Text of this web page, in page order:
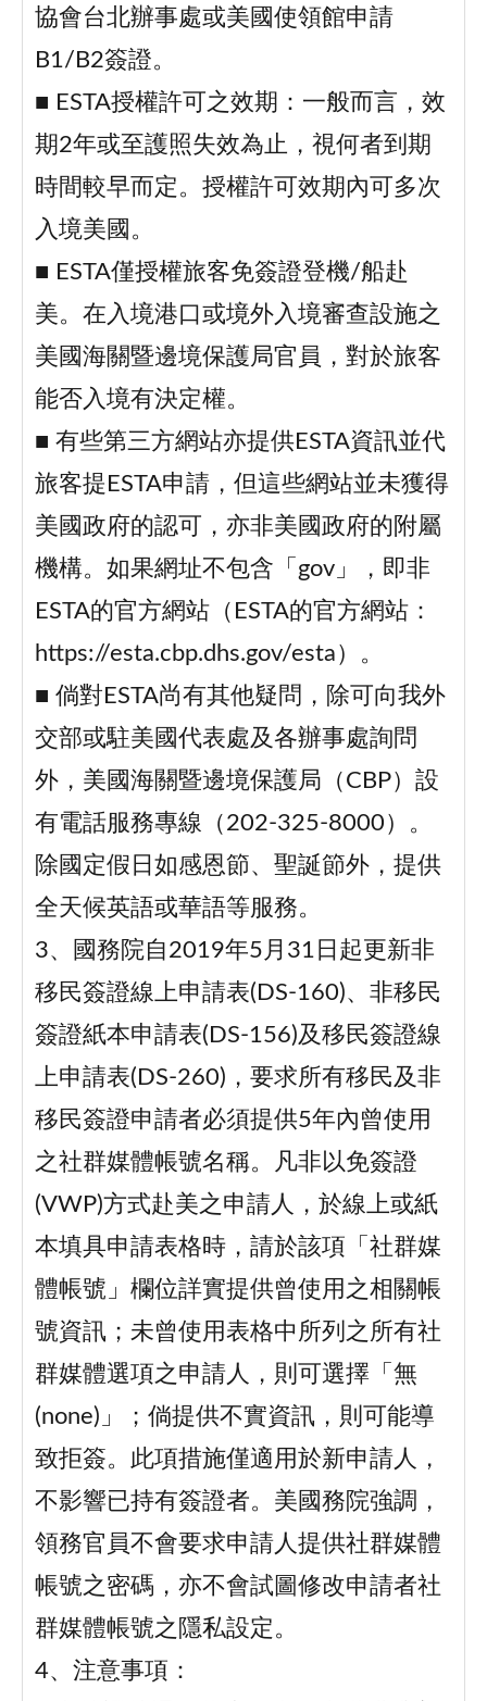
協會台北辦事處或美國使領館申請
B1/B2簽證。
■ ESTA授權許可之效期：一般而言，效
期2年或至護照失效為止，視何者到期
時間較早而定。授權許可效期內可多次
入境美國。
■ ESTA僅授權旅客免簽證登機/船赴
美。在入境港口或境外入境審查設施之
美國海關暨邊境保護局官員，對於旅客
能否入境有決定權。
■ 有些第三方網站亦提供ESTA資訊並代
旅客提ESTA申請，但這些網站並未獲得
美國政府的認可，亦非美國政府的附屬
機構。如果網址不包含「gov」，即非
ESTA的官方網站（ESTA的官方網站：
https://esta.cbp.dhs.gov/esta）。
■ 倘對ESTA尚有其他疑問，除可向我外
交部或駐美國代表處及各辦事處詢問
外，美國海關暨邊境保護局（CBP）設
有電話服務專線（202-325-8000）。
除國定假日如感恩節、聖誕節外，提供
全天候英語或華語等服務。
3、國務院自2019年5月31日起更新非
移民簽證線上申請表(DS-160)、非移民
簽證紙本申請表(DS-156)及移民簽證線
上申請表(DS-260)，要求所有移民及非
移民簽證申請者必須提供5年內曾使用
之社群媒體帳號名稱。凡非以免簽證
(VWP)方式赴美之申請人，於線上或紙
本填具申請表格時，請於該項「社群媒
體帳號」欄位詳實提供曾使用之相關帳
號資訊；未曾使用表格中所列之所有社
群媒體選項之申請人，則可選擇「無
(none)」；倘提供不實資訊，則可能導
致拒簽。此項措施僅適用於新申請人，
不影響已持有簽證者。美國務院強調，
領務官員不會要求申請人提供社群媒體
帳號之密碼，亦不會試圖修改申請者社
群媒體帳號之隱私設定。
4、注意事項：